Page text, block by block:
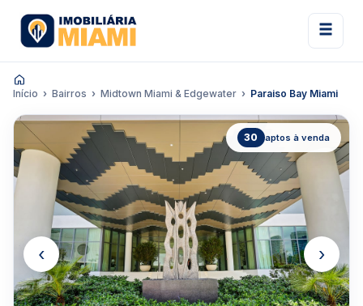
Início Bairros Midtown Miami & Edgewater Paraiso Bay Miami
30 aptos à venda
‹ ›